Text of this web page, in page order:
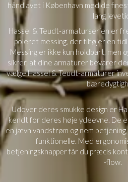
håndlavet i København med de
lang
Hassel & Teudt-armaturserien er
poleret messing, der tilføjer en
Messing er ikke kun holdbart, men
sikrer, at dine armaturer bevarer
vælge Hassel & Teudt-armaturer
Udover deres smukke design er
kendt for deres høje ydeevne. De
en jævn vandstrøm og nem
funktionelle. Med
betjeningsknapper får du præcis
-flow.